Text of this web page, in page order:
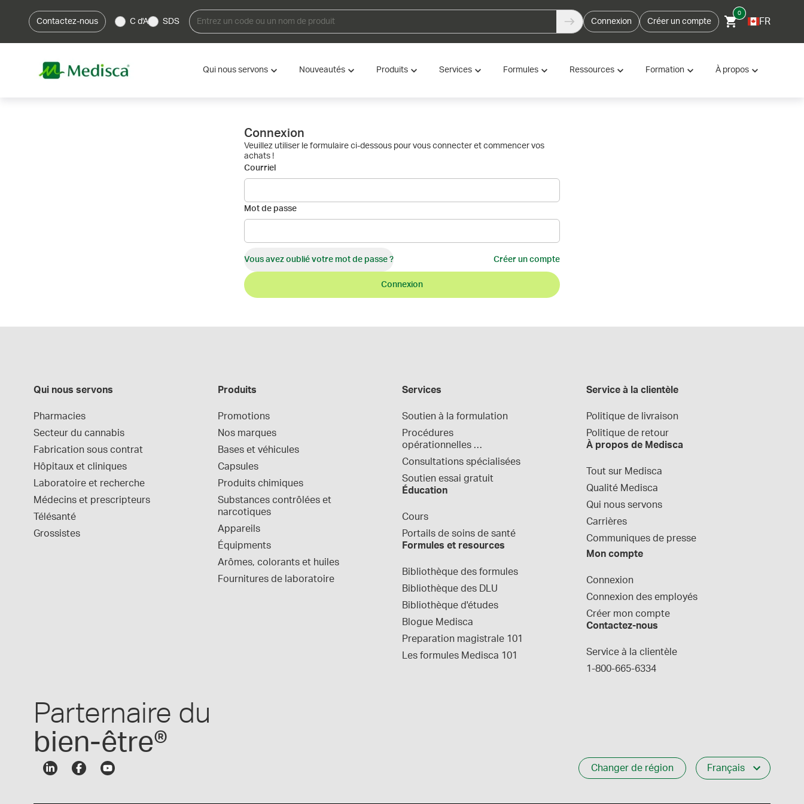
Contactez-nous C d'A SDS Connexion Créer un compte
0
FR
Qui nous servons Nouveautés Produits Services Formules Ressources Formation À propos
Connexion
Veuillez utiliser le formulaire ci-dessous pour vous connecter et commencer vos
achats !
Courriel
Mot de passe
Vous avez oublié votre mot de passe ? Créer un compte
Connexion
Qui nous servons
Pharmacies
Secteur du cannabis
Fabrication sous contrat
Hôpitaux et cliniques
Laboratoire et recherche
Médecins et prescripteurs
Télésanté
Grossistes
Produits
Promotions
Nos marques
Bases et véhicules
Capsules
Produits chimiques
Substances contrôlées et
narcotiques
Appareils
Équipments
Arômes, colorants et huiles
Fournitures de laboratoire
Services
Soutien à la formulation
Procédures
opérationnelles
normalisées
Consultations spécialisées
Soutien essai gratuit
Éducation
Cours
Portails de soins de santé
Formules et resources
Bibliothèque des formules
Bibliothèque des DLU
Bibliothèque d'études
Blogue Medisca
Preparation magistrale 101
Les formules Medisca 101
Service à la clientèle
Politique de livraison
Politique de retour
À propos de Medisca
Tout sur Medisca
Qualité Medisca
Qui nous servons
Carrières
Communiques de presse
Mon compte
Connexion
Connexion des employés
Créer mon compte
Contactez-nous
Service à la clientèle
1-800-665-6334
Parternaire du
bien-être®
Changer de région Français